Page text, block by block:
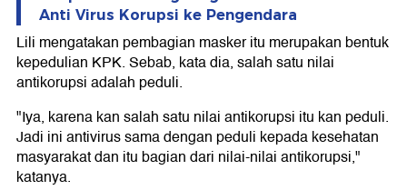
Anti Virus Korupsi ke Pengendara
Lili mengatakan pembagian masker itu merupakan bentuk
kepedulian KPK. Sebab, kata dia, salah satu nilai
antikorupsi adalah peduli.
"Iya, karena kan salah satu nilai antikorupsi itu kan peduli.
Jadi ini antivirus sama dengan peduli kepada kesehatan
masyarakat dan itu bagian dari nilai-nilai antikorupsi,"
katanya.